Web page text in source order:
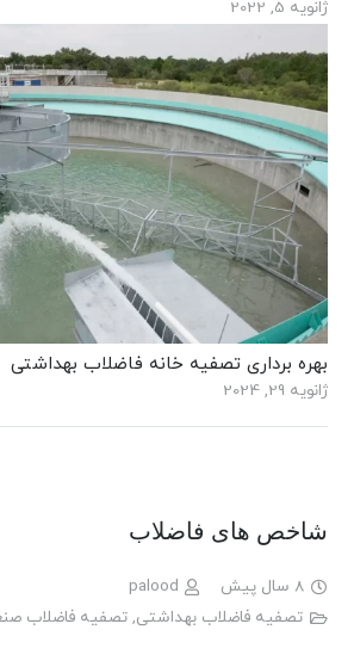
ژانویه 5, 2022
بهره برداری تصفیه خانه فاضلاب بهداشتی
ژانویه 29, 2024
شاخص های فاضلاب
8 سال پیش
palood
تصفیه فاضلاب بهداشتی, تصفیه فاضلاب